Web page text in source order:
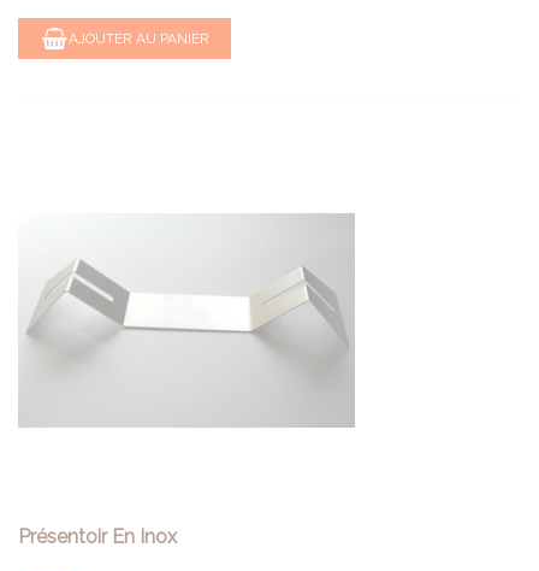
AJOUTER AU PANIER
Présentoir En Inox